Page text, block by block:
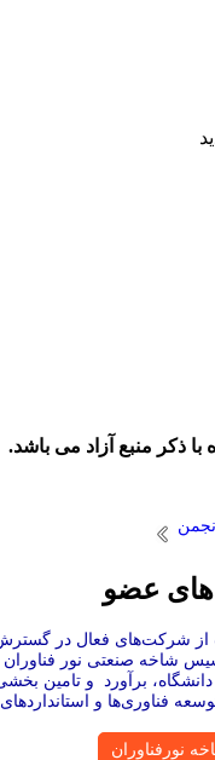
ذکر منبع آزاد می باشد.
عضو
از شرکت‌های فعال در گسترش
شاخه صنعتی نور فناوران
برآورد و تامین بخشی
فناوری‌ها و استانداردهای